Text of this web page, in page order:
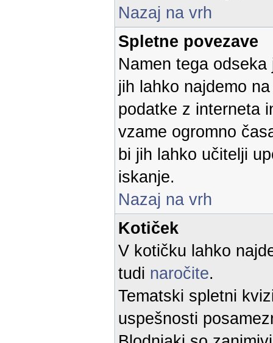
Nazaj na vrh
Spletne povezave
Namen tega
jih lahko najdemo
podatke z interneta
vzame ogromno
bi jih lahko učitelji
iskanje.
Nazaj na vrh
Kotiček
V kotičku lahko
tudi naročite.
Tematski spletni
uspešnosti